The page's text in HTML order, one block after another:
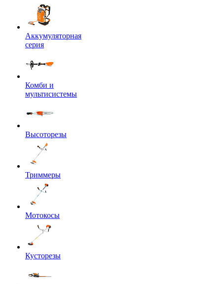
Аккумуляторная
серия
Комби и
мультисистемы
Высоторезы
Триммеры
Мотокосы
Кусторезы